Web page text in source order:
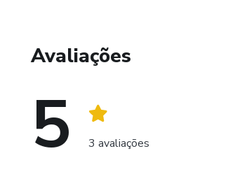
Avaliações
5 3 avaliações